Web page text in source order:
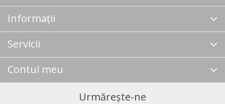
Informații
Servicii
Contul meu
Urmărește-ne